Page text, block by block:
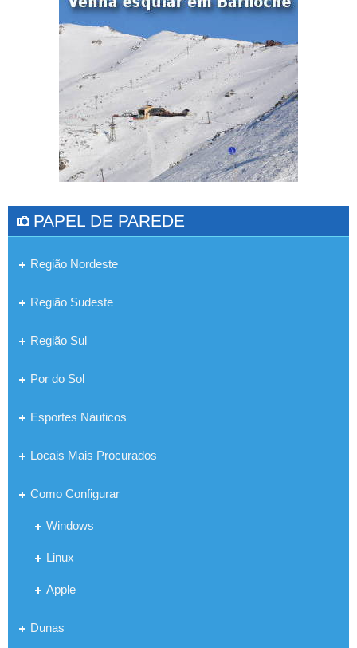
PAPEL DE PAREDE
Região Nordeste
Região Sudeste
Região Sul
Por do Sol
Esportes Náuticos
Locais Mais Procurados
Como Configurar
Windows
Linux
Apple
Dunas